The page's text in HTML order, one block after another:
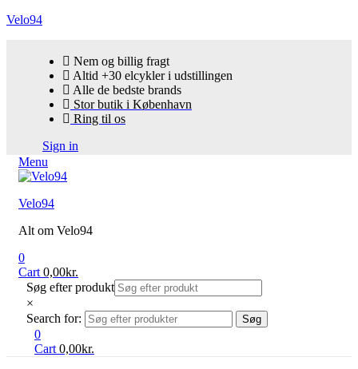
Velo94
Nem og billig fragt
Altid +30 elcykler i udstillingen
Alle de bedste brands
Stor butik i København
Ring til os
Sign in
Menu
Velo94
Alt om Velo94
0
Cart 0,00kr.
Søg efter produkt
×
Search for:
Søg
0
Cart 0,00kr.